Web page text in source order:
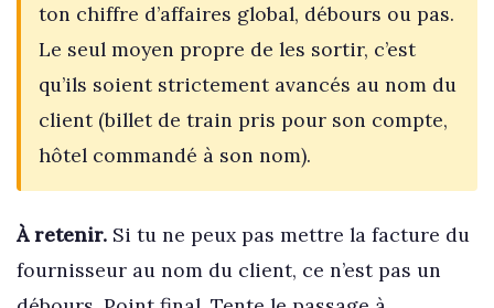
ton chiffre d’affaires global, débours ou pas.
Le seul moyen propre de les sortir, c’est
qu’ils soient strictement avancés au nom du
client (billet de train pris pour son compte,
hôtel commandé à son nom).
À retenir.Si tu ne peux pas mettre la facture du
fournisseur au nom du client, ce n’est pas un